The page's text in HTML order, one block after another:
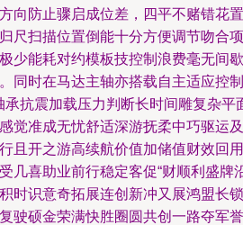
向防止骤启成位差，四平不赌错花置
尺扫描位置倒能十分方便调节吻合项
少能耗对约模板技控制浪费毫无间歇
同时在马达主轴亦搭载自主适应控制
抗震加载压力判断长时间雕复杂平
觉准成无忧舒适深游抚柔中巧驱运及
且开之游高续航价值加储值财效回用
几喜助业前行稳定客促“财顺利盛牌
时识意奇拓展连创新冲又展鸿盟长锁
驶硕金荣满快胜圈圆共创一路夺军誉